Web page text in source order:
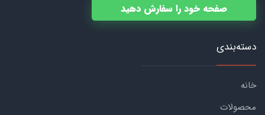
صفحه خود را سفارش دهید
دسته‌بندی
خانه
محصولات